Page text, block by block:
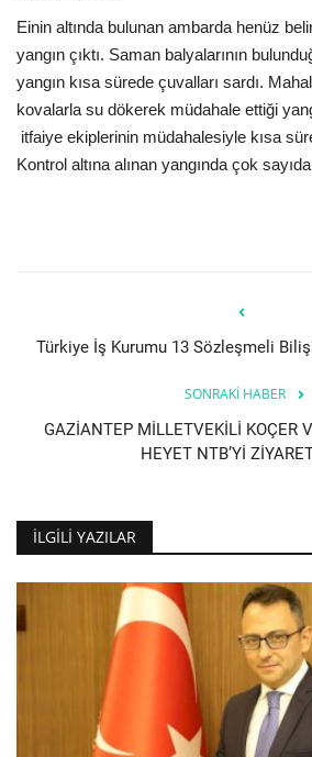
Einin altında bulunan ambarda henüz
yangın çıktı. Saman balyalarının
yangın kısa sürede çuvalları sardı.
kovalarla su dökerek müdahale ettiği
itfaiye ekiplerinin müdahalesiyle kısa
Kontrol altına alınan yangında çok
Türkiye İş Kurumu 13 Sözleşmeli
SONRAKI HABER
GAZİANTEP MİLLETVEKİLİ KOÇER
HEYET NTB’Yİ
İLGILI YAZILAR